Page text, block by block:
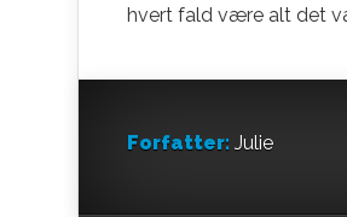
hvert fald være alt det
Forfatter: Julie